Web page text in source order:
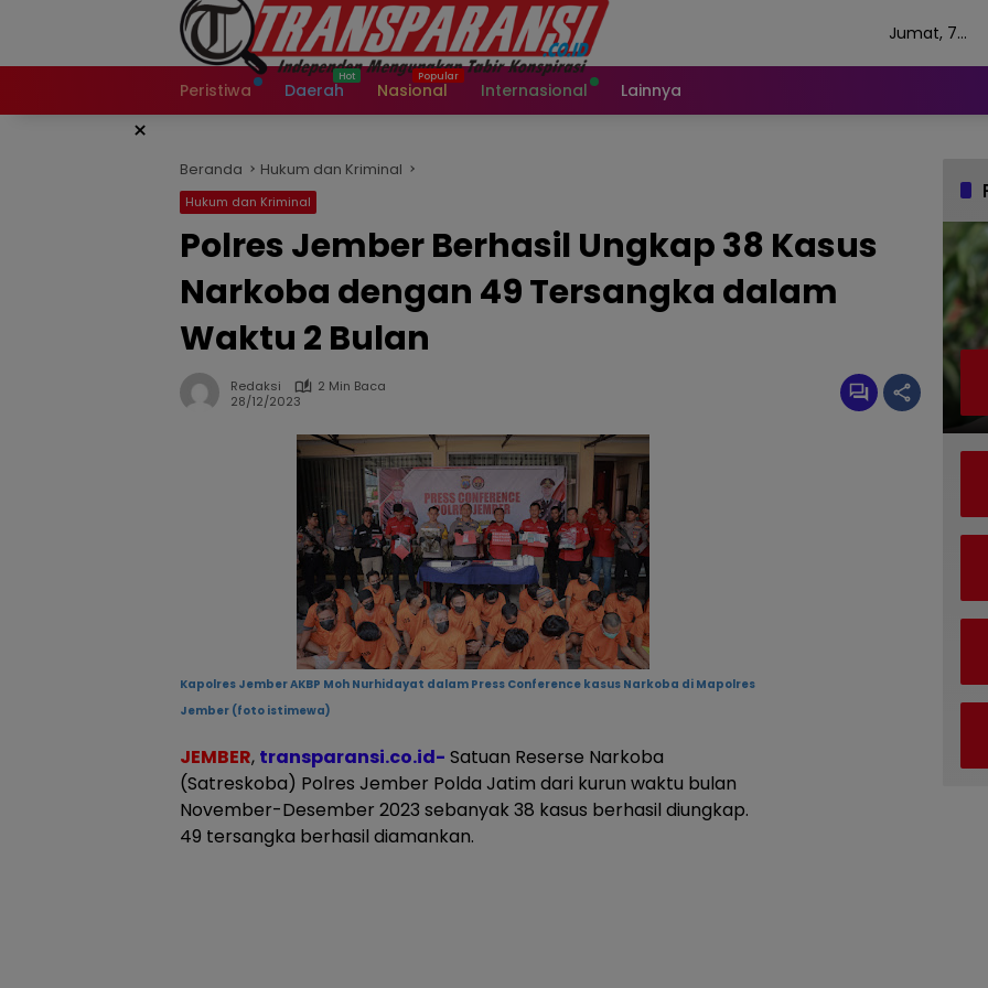
Jumat, 7
Peristiwa
Daerah Nasional Internasional Lainnya
×
Beranda Hukum dan Kriminal
Hukum dan Kriminal
Polres Jember Berhasil Ungkap 38 Kasus
Narkoba dengan 49 Tersangka dalam
Waktu 2 Bulan
Redaksi
2 Min Baca
28/12/2023
Kapolres Jember AKBP Moh Nurhidayat dalam Press Conference kasus Narkoba di Mapolres
Jember (foto istimewa)
JEMBER, transparansi.co.id- Satuan Reserse Narkoba
(Satreskoba) Polres Jember Polda Jatim dari kurun waktu bulan
November-Desember 2023 sebanyak 38 kasus berhasil diungkap.
49 tersangka berhasil diamankan.